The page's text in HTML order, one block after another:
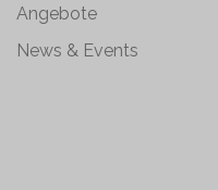
Angebote
News & Events